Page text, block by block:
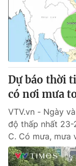
Dự báo thời
có nơi mưa
VTV.vn - Ngày
độ thấp nhất
C. Có mưa, mưa